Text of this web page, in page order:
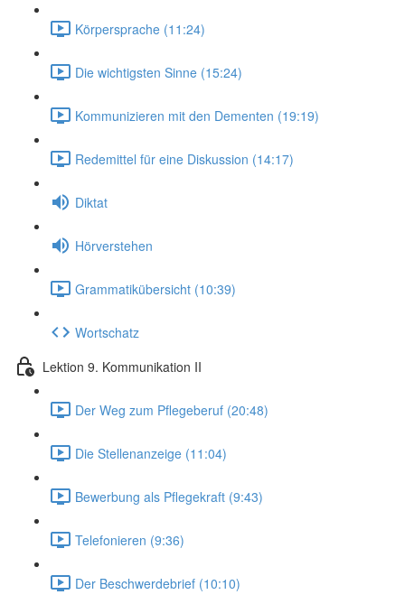
Körpersprache (11:24)
Die wichtigsten Sinne (15:24)
Kommunizieren mit den Dementen (19:19)
Redemittel für eine Diskussion (14:17)
Diktat
Hörverstehen
Grammatikübersicht (10:39)
Wortschatz
Lektion 9. Kommunikation II
Der Weg zum Pflegeberuf (20:48)
Die Stellenanzeige (11:04)
Bewerbung als Pflegekraft (9:43)
Telefonieren (9:36)
Der Beschwerdebrief (10:10)